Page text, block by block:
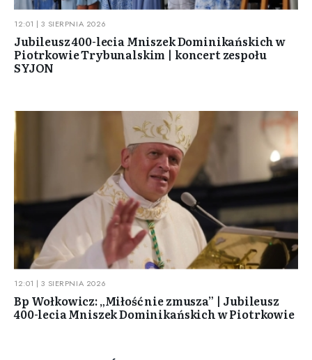
12:01 | 3 SIERPNIA 2026
Jubileusz 400-lecia Mniszek Dominikańskich w
Piotrkowie Trybunalskim | koncert zespołu
SYJON
12:01 | 3 SIERPNIA 2026
Bp Wołkowicz: „Miłość nie zmusza” | Jubileusz
400-lecia Mniszek Dominikańskich w Piotrkowie